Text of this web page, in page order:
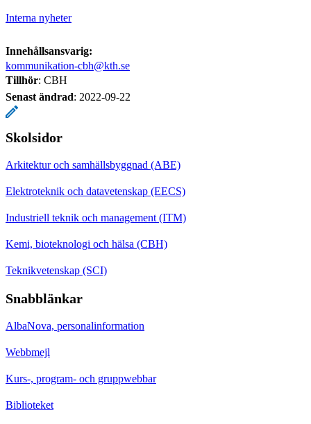
Interna nyheter
Innehållsansvarig:
kommunikation-cbh@kth.se
Tillhör: CBH
Senast ändrad: 2022-09-22
Skolsidor
Arkitektur och samhällsbyggnad (ABE)
Elektroteknik och datavetenskap (EECS)
Industriell teknik och management (ITM)
Kemi, bioteknologi och hälsa (CBH)
Teknikvetenskap (SCI)
Snabblänkar
AlbaNova, personalinformation
Webbmejl
Kurs-, program- och gruppwebbar
Biblioteket